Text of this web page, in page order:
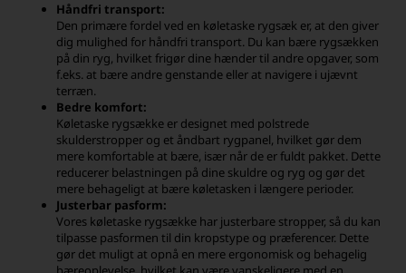
Håndfri transport:
Den primære fordel ved en køletaske rygsæk er, at den giver
dig mulighed for håndfri transport. Du kan bære rygsækken
på din ryg, hvilket frigør dine hænder til andre opgaver, som
f.eks. at bære andre genstande eller at navigere i ujævnt
terræn.
Bedre komfort:
Køletaske rygsække er designet med polstrede
skulderstropper og et åndbart rygpanel, hvilket gør dem
mere komfortable at bære, især når de er fuldt pakket. Dette
reducerer belastningen på dine skuldre og ryg og gør det
mere behageligt at bære køletasken i længere perioder.
Justerbar pasform:
Vores køletaske rygsække har justerbare stropper, så du kan
tilpasse pasformen til din kropstype og præferencer. Dette
gør det muligt at opnå en mere ergonomisk og behagelig